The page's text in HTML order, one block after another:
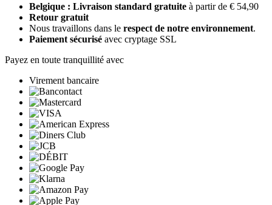
Belgique : Livraison standard gratuite à partir de € 54,90
Retour gratuit
Nous travaillons dans le respect de notre environnement.
Paiement sécurisé avec cryptage SSL
Payez en toute tranquillité avec
Virement bancaire